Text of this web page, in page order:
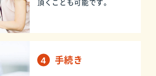
頂くことも可能です。
手続き